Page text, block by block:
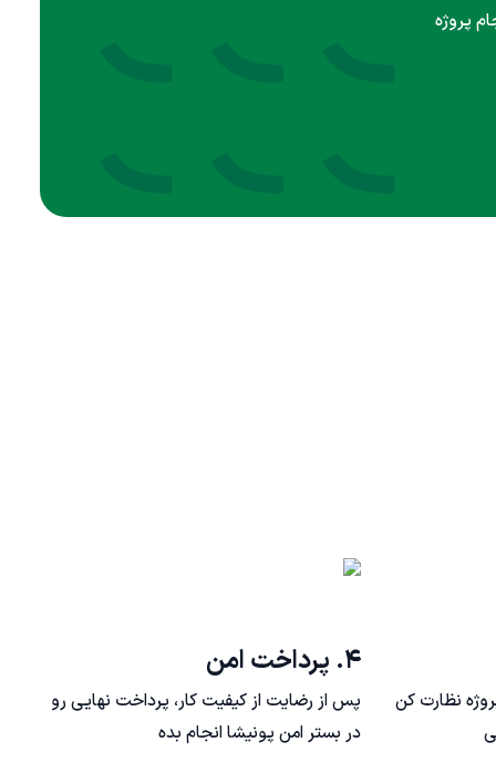
پروژه
نظارت کن
۴. پرداخت امن
پس از رضایت از کیفیت کار، پرداخت نهایی رو
در بستر امن پونیشا انجام بده